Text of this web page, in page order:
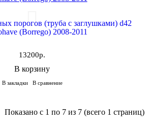
порогов (труба с заглушками) d42
(Borrego) 2008-2011
13200р.
В корзину
В закладки В сравнение
Показано с 1 по 7 из 7 (всего 1 страниц)